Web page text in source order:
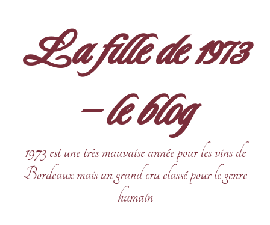
La fille de 1973
– le blog
1973 est une très mauvaise année pour les vins de
Bordeaux mais un grand cru classé pour le genre
humain